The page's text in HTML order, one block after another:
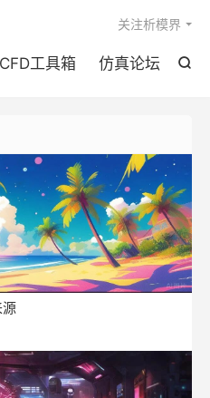

CFD工具箱 仿真论坛
关注析模界